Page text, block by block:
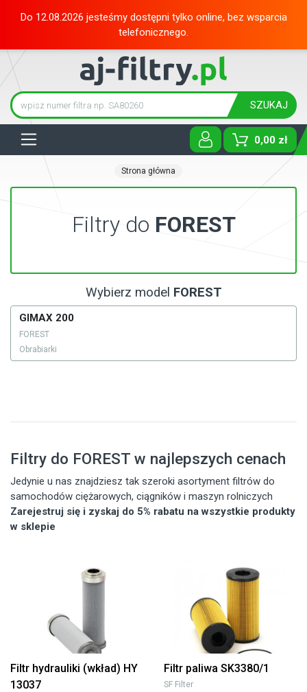
Do 12.08.2026 jesteśmy dostępni tylko online, bez wsparcia
telefonicznego.
SZUKAJ
0,00 zł
Strona główna
Filtry do FOREST
Wybierz model FOREST
GIMAX 200
FOREST
Obrabiarki
Filtry do FOREST w najlepszych cenach
Jedynie u nas znajdziesz tak szeroki asortyment filtrów do
samochodów ciężarowych, ciągników i maszyn rolniczych
Zarejestruj się i zyskaj do 5% rabatu na wszystkie produkty
w sklepie
Filtr hydrauliki (wkład) HY
13037
Filtr paliwa SK3380/1
SF Filter